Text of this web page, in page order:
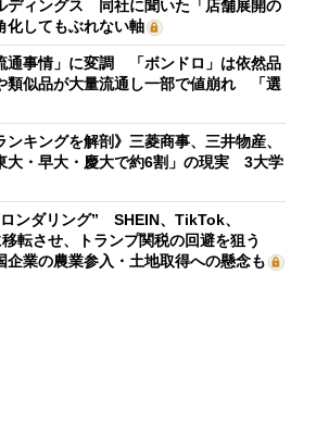
ディングス 同社に聞いた「店舗展開の
化してもぶれない軸
通事情」に変調 「ボンドロ」は依然品
類似品が大量流通し一部で値崩れ 「選
ンキングを解剖》三菱商事、三井物産、
大・早大・慶大で約6割」の現実 3大学
ンダリング” SHEIN、TikTok、
転させ、トランプ関税の回避を狙う
企業の農業参入・土地取得への懸念も